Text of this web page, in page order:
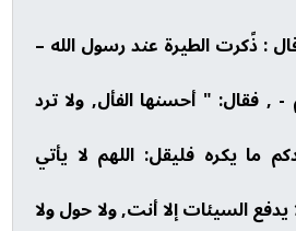
: ذًكرت الطيرة عند رسول الله –
, فقال: " أحسنها الفأل, ولا ترد
ما يكره فليقل: اللهم لا يأتي
السيئات إلا أنت, ولا حول ولا